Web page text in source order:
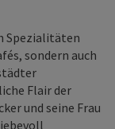
Spezialitäten
sondern auch
Flair der
und seine Frau